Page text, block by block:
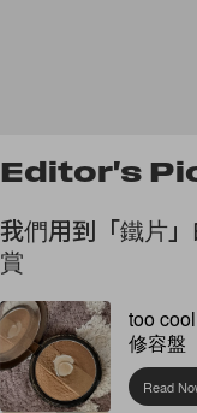
Editor's
我們用到「鐵片
賞
too
修容盤
Read